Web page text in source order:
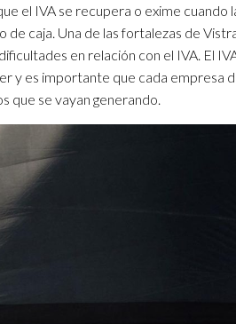
el IVA se recupera o exime cuando
caja. Una de las fortalezas de
en relación con el IVA. El
y es importante que cada empresa
que se vayan generando.